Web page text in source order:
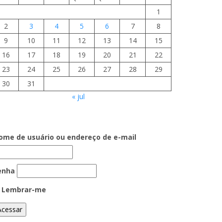
1
2
3 4 5 6 7
8
9
10 11 12 13 14
15
16
17 18 19 20 21
22
23
24 25 26 27 28
29
30
31
« jul
de usuário ou endereço de e-mail
Lembrar-me